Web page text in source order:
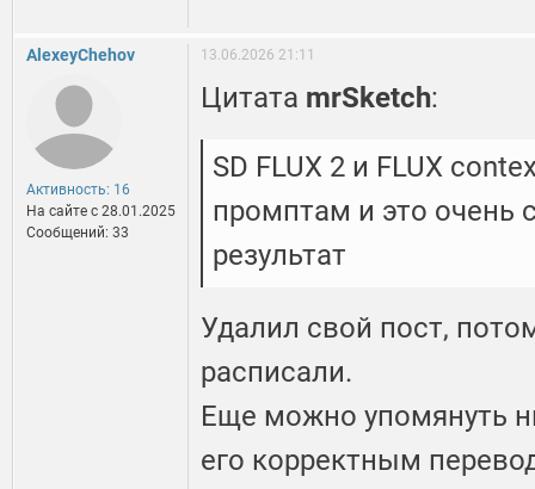
AlexeyChehov
Активность: 16
На сайте c 28.01.2025
Сообщений: 33
13.06.2026 21:11
Цитата mrSketch:
SD FLUX 2 и FLUX
промптам и это очень
результат
Удалил свой пост,
расписали.
Еще можно упомянуть
его корректным